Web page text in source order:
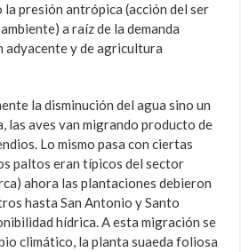
presión antrópica (acción del ser
a raíz de la demanda
adyacente y de agricultura
la disminución del agua sino un
las aves van migrando producto de
Lo mismo pasa con ciertas
paltos eran típicos del sector
ahora las plantaciones debieron
hasta San Antonio y Santo
hídrica. A esta migración se
climático, la planta suaeda foliosa